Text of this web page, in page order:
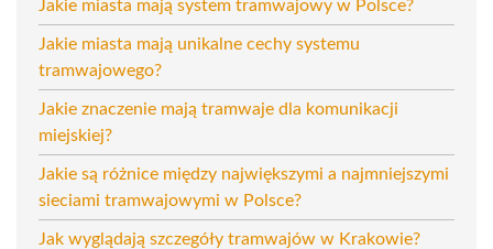
Jakie miasta mają system tramwajowy w Polsce?
Jakie miasta mają unikalne cechy systemu
tramwajowego?
Jakie znaczenie mają tramwaje dla komunikacji
miejskiej?
Jakie są różnice między największymi a najmniejszymi
sieciami tramwajowymi w Polsce?
Jak wyglądają szczegóły tramwajów w Krakowie?